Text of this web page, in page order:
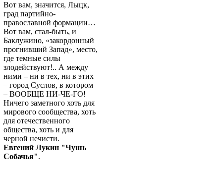
Вот вам, значится, Лыцк,
град партийно-
православной формации…
Вот вам, стал-быть, и
Баклужино, «закордонный
прогнивший Запад», место,
где темные силы
злодействуют!.. А между
ними – ни в тех, ни в этих
– город Суслов, в котором
– ВООБЩЕ НИ-ЧЕ-ГО!
Ничего заметного хоть для
мирового сообщества, хоть
для отечественного
общества, хоть и для
черной нечисти.
Евгений Лукин "Чушь
Собачья".